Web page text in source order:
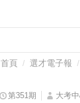
首頁 選才電子報
第351期 大考